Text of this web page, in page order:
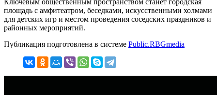
площадь с амфитеатром, беседками, искусственными холмами
для детских игр и местом проведения соседских праздников и
районных мероприятий.
Публикация подготовлена в системе Public.RBGmedia